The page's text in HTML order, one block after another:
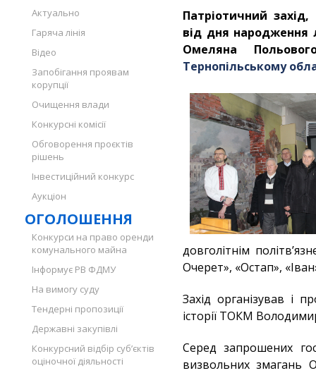
Актуально
Гаряча лінія
Відео
Запобігання проявам
корупції
Очищення влади
Конкурсні комісії
Обговорення проєктів
рішень
Інвестиційний конкурс
Аукціон
ОГОЛОШЕННЯ
Конкурси на право оренди
комунального майна
Інформує РВ ФДМУ
На вимогу суду
Тендерні пропозиції
Державні закупівлі
Конкурсний відбір суб’єктів
оціночної діяльності
Патріотичний
від дня народження
Омеляна
Тернопільському
довголітнім
Очерет», «Остап»,
Захід організував і
історії ТОКМ
Серед запрошених
визвольних змагань